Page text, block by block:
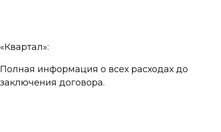
«Квартал»:
Полная информация о всех расходах до
заключения договора.